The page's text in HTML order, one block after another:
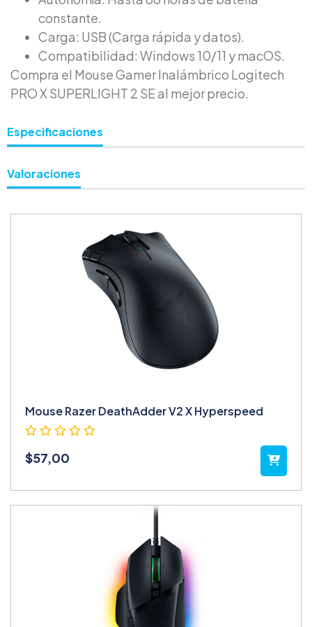
constante.
Carga: USB (Carga rápida y datos).
Compatibilidad: Windows 10/11 y macOS.
Compra el Mouse Gamer Inalámbrico Logitech
PRO X SUPERLIGHT 2 SE al mejor precio.
Especificaciones
Valoraciones
Mouse Razer DeathAdder V2 X Hyperspeed
$57,00